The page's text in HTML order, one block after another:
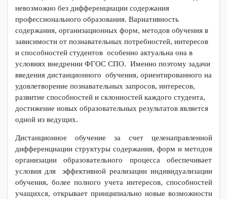
разностороннего развития обучаемых, их способностей,
умений и навыков самообразования, формирования у
молодежи готовности и способностей адаптироваться к
меняющимся социальным условиям. Решение этих задач
невозможно без дифференциации содержания
профессионального образования. Вариативность
содержания, организационных форм, методов обучения в
зависимости от познавательных потребностей, интересов
и способностей студентов особенно актуальна она в
условиях внедрении ФГОС СПО. Именно поэтому задачи
введения дистанционного обучения, ориентированного на
удовлетворение познавательных запросов, интересов,
развитие способностей и склонностей каждого студента,
достижение новых образовательных результатов является
одной из ведущих.